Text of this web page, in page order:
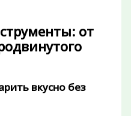
от
вкусно без